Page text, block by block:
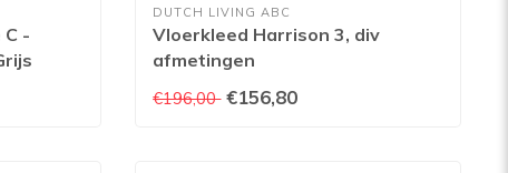
-
DUTCH LIVING ABC
Vloerkleed Harrison 3, div
afmetingen
€196,00 €156,80